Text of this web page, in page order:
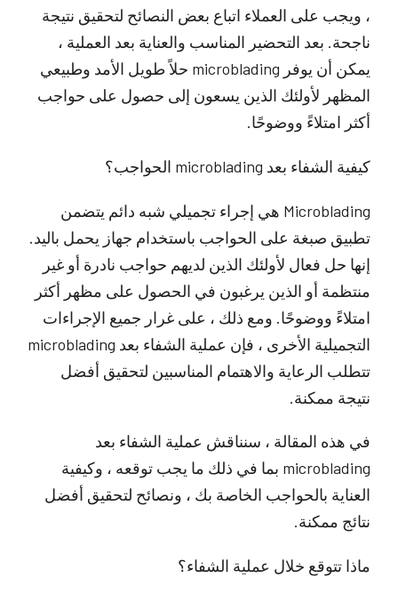
، ويجب على العملاء اتباع بعض النصائح لتحقيق نتيجة
ناجحة. بعد التحضير المناسب والعناية بعد العملية ،
يمكن أن يوفر microblading حلاً طويل الأمد وطبيعي
المظهر لأولئك الذين يسعون إلى حصول على حواجب
أكثر امتلاءً ووضوحًا.
كيفية الشفاء بعد microblading الحواجب؟
Microblading هي إجراء تجميلي شبه دائم يتضمن
تطبيق صبغة على الحواجب باستخدام جهاز يحمل باليد.
إنها حل فعال لأولئك الذين لديهم حواجب نادرة أو غير
منتظمة أو الذين يرغبون في الحصول على مظهر أكثر
امتلاءً ووضوحًا. ومع ذلك ، على غرار جميع الإجراءات
التجميلية الأخرى ، فإن عملية الشفاء بعد microblading
تتطلب الرعاية والاهتمام المناسبين لتحقيق أفضل
نتيجة ممكنة.
في هذه المقالة ، سنناقش عملية الشفاء بعد
microblading بما في ذلك ما يجب توقعه ، وكيفية
العناية بالحواجب الخاصة بك ، ونصائح لتحقيق أفضل
نتائج ممكنة.
ماذا تتوقع خلال عملية الشفاء؟